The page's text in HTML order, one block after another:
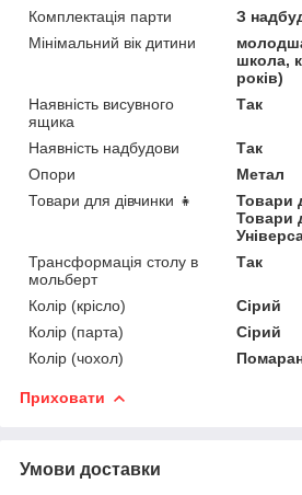
Комплектація парти
З
Мінімальний вік дитини
школа,
років)
Наявність висувного
ящика
Так
Наявність надбудови
Так
Опори
Метал
Товари для дівчинки 👧
Товари
Товари
Трансформація столу в
мольберт
Так
Колір (крісло)
Сірий
Колір (парта)
Сірий
Колір (чохол)
Приховати
Умови доставки